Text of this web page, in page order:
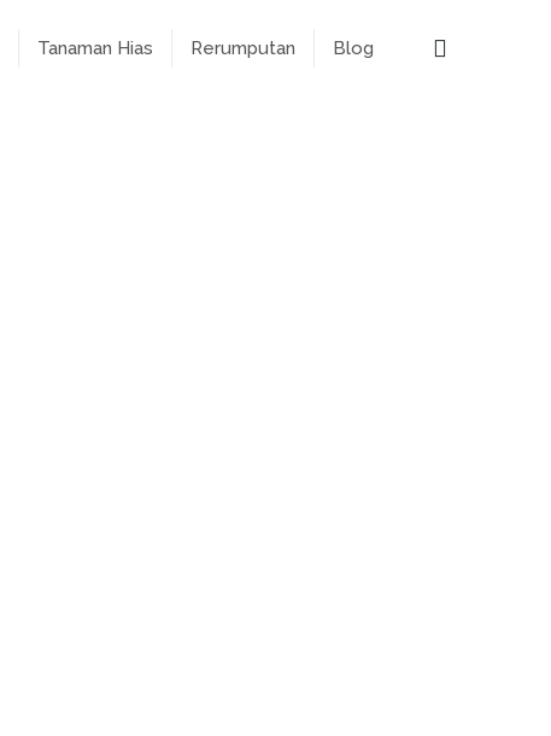
Tanaman Hias Rerumputan Blog